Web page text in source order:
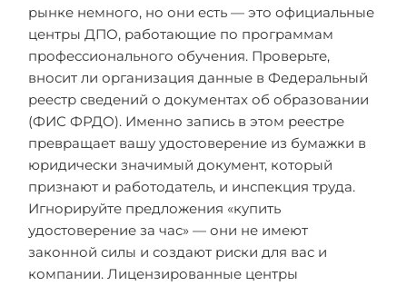
рынке немного, но они есть — это официальные
центры ДПО, работающие по программам
профессионального обучения. Проверьте,
вносит ли организация данные в Федеральный
реестр сведений о документах об образовании
(ФИС ФРДО). Именно запись в этом реестре
превращает вашу удостоверение из бумажки в
юридически значимый документ, который
признают и работодатель, и инспекция труда.
Игнорируйте предложения «купить
удостоверение за час» — они не имеют
законной силы и создают риски для вас и
компании. Лицензированные центры